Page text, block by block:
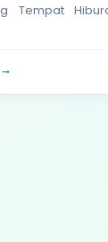
Tempat
→